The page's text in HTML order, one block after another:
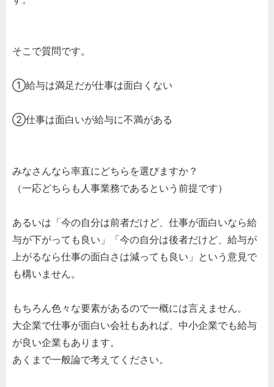
そこで質問です。
①給与は満足だが仕事は面白くない
②仕事は面白いが給与に不満がある
みなさんなら率直にどちらを選びますか？
（一応どちらも人事業務であるという前提です）
あるいは「今の自分は前者だけど、仕事が面白いなら給
与が下がっても良い」「今の自分は後者だけど、給与が
上がるなら仕事の面白さは減っても良い」という意見で
も構いません。
もちろん色々な要素があるので一概には言えません。
大企業で仕事が面白い会社もあれば、中小企業でも給与
が良い企業もあります。
あくまで一般論で考えてください。